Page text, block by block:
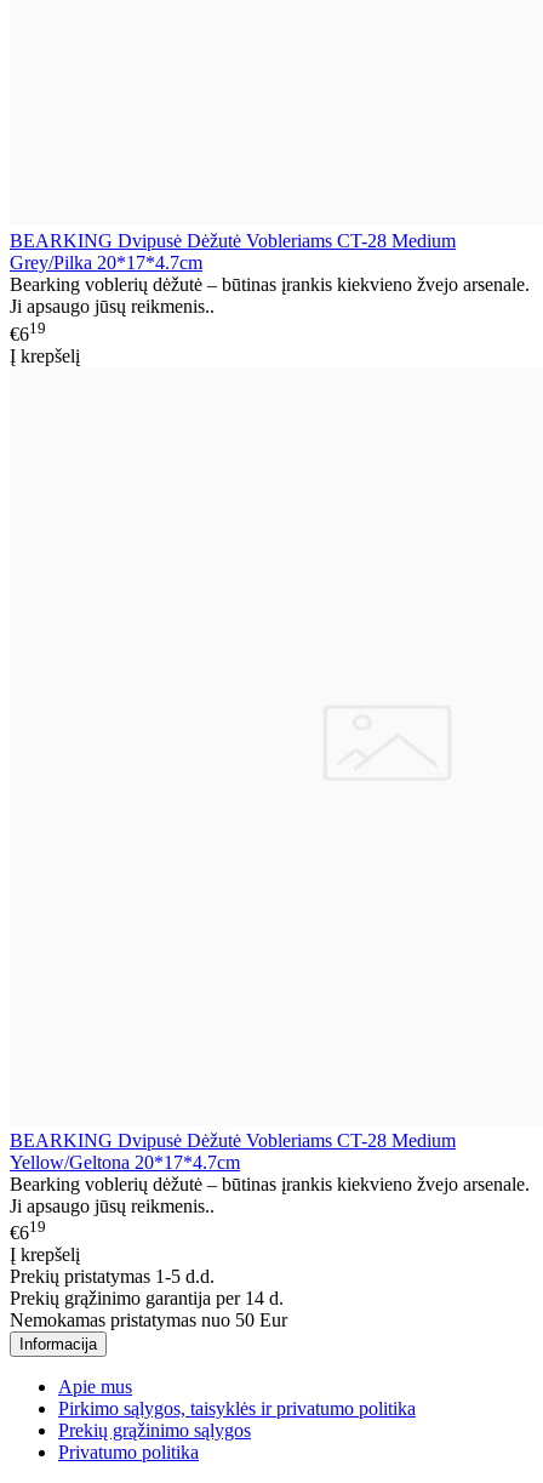
BEARKING Dvipusė Dėžutė Vobleriams CT-28 Medium
Grey/Pilka 20*17*4.7cm
Bearking voblerių dėžutė – būtinas įrankis kiekvieno žvejo arsenale.
Ji apsaugo jūsų reikmenis..
€619
Į krepšelį
BEARKING Dvipusė Dėžutė Vobleriams CT-28 Medium
Yellow/Geltona 20*17*4.7cm
Bearking voblerių dėžutė – būtinas įrankis kiekvieno žvejo arsenale.
Ji apsaugo jūsų reikmenis..
€619
Į krepšelį
Prekių pristatymas 1-5 d.d.
Prekių grąžinimo garantija per 14 d.
Nemokamas pristatymas nuo 50 Eur
Informacija
Apie mus
Pirkimo sąlygos, taisyklės ir privatumo politika
Prekių grąžinimo sąlygos
Privatumo politika